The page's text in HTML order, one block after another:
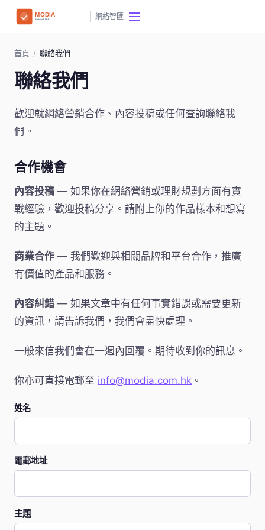
網絡智匯
首頁 / 聯絡我們
聯絡我們
歡迎就網絡營銷合作、內容投稿或任何查詢聯絡我
們。
合作機會
內容投稿 — 如果你在網絡營銷或理財規劃方面有實
戰經驗，歡迎投稿分享。請附上你的作品樣本和想寫
的主題。
商業合作 — 我們歡迎與相關品牌和平台合作，推廣
有價值的產品和服務。
內容糾錯 — 如果文章中有任何事實錯誤或需要更新
的資訊，請告訴我們，我們會盡快處理。
一般來信我們會在一週內回覆。期待收到你的訊息。
你亦可直接電郵至 info@modia.com.hk 。
姓名
電郵地址
主題